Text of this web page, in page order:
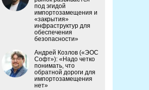
под эгидой
импортозамещения и
«закрытия»
инфраструктур для
обеспечения
безопасности»
Андрей Козлов («ЭОС
Софт»): «Надо четко
понимать, что
обратной дороги для
импортозамещения
нет»